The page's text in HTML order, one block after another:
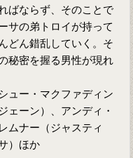
ばならず、そのことで
サの弟トロイが持って
どん錯乱していく。そ
秘密を握る男性が現れ
ュー・マクファディン
ェーン）、アンディ・
ムナー（ジャスティ
）ほか